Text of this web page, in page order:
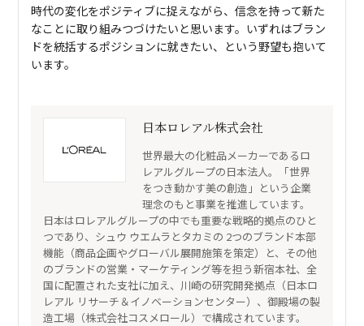
時代の変化をポジティブに捉えながら、信念を持って新た
なことに取り組みつづけたいと思います。いずれはブラン
ドを統括するポジションに就きたい、という野望も抱いて
います。
日本ロレアル株式会社
世界最大の化粧品メーカーであるロ
レアルグループの日本法人。「世界
をつき動かす美の創造」という企業
理念のもと事業を推進しています。
日本はロレアルグループの中でも重要な戦略的拠点のひと
つであり、シュウ ウエムラとタカミの 2つのブランド本部
機能（商品企画やグローバル展開施策を策定）と、その他
のブランドの営業・マーケティング等を担う新宿本社、全
国に配置された支社に加え、川崎の研究開発拠点（日本ロ
レアル リサーチ＆イノベーションセンター）、御殿場の製
造工場（株式会社コスメロール）で構成されています。